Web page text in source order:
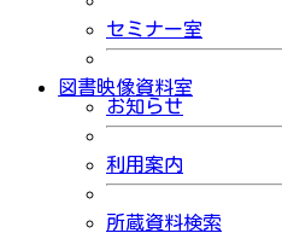
セミナー室
図書映像資料室
お知らせ
利用案内
所蔵資料検索